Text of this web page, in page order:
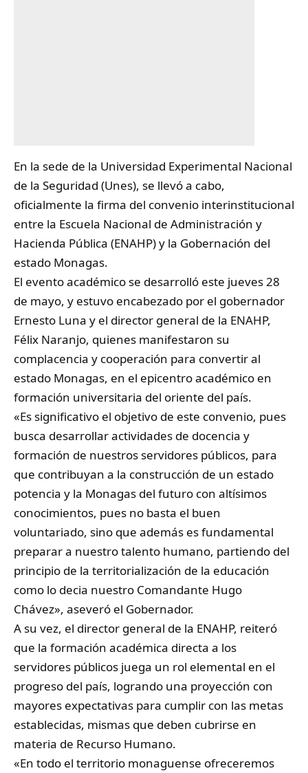
En la sede de la Universidad Experimental Nacional
de la Seguridad (Unes), se llevó a cabo,
oficialmente la firma del convenio interinstitucional
entre la Escuela Nacional de Administración y
Hacienda Pública (ENAHP) y la Gobernación del
estado Monagas.
El evento académico se desarrolló este jueves 28
de mayo, y estuvo encabezado por el gobernador
Ernesto Luna y el director general de la ENAHP,
Félix Naranjo, quienes manifestaron su
complacencia y cooperación para convertir al
estado Monagas, en el epicentro académico en
formación universitaria del oriente del país.
«Es significativo el objetivo de este convenio, pues
busca desarrollar actividades de docencia y
formación de nuestros servidores públicos, para
que contribuyan a la construcción de un estado
potencia y la Monagas del futuro con altísimos
conocimientos, pues no basta el buen
voluntariado, sino que además es fundamental
preparar a nuestro talento humano, partiendo del
principio de la territorialización de la educación
como lo decia nuestro Comandante Hugo
Chávez», aseveró el Gobernador.
A su vez, el director general de la ENAHP, reiteró
que la formación académica directa a los
servidores públicos juega un rol elemental en el
progreso del país, logrando una proyección con
mayores expectativas para cumplir con las metas
establecidas, mismas que deben cubrirse en
materia de Recurso Humano.
«En todo el territorio monaguense ofreceremos